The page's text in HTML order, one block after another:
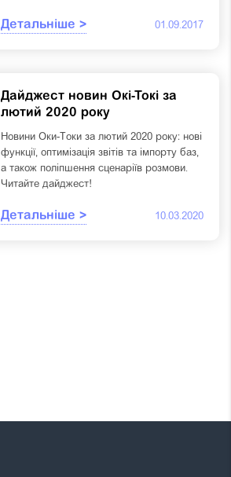
Детальніше > 01.09.2017
Дайджест новин Окі-Токі за
лютий 2020 року
Новини Оки-Токи за лютий 2020 року: нові
функції, оптимізація звітів та імпорту баз,
а також поліпшення сценаріїв розмови.
Читайте дайджест!
Детальніше > 10.03.2020